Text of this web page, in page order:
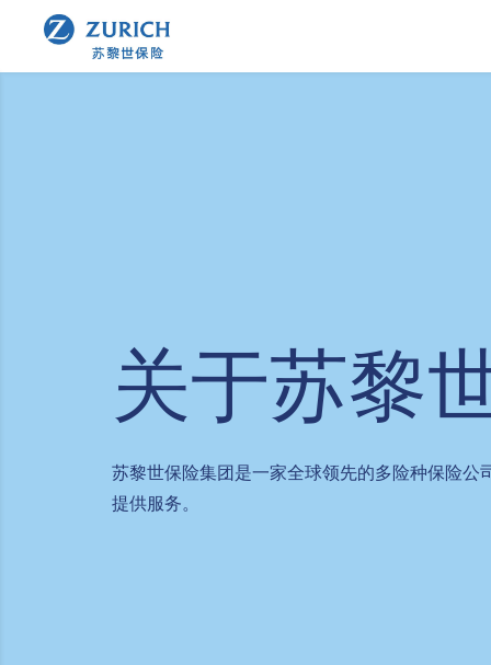
关于苏黎
苏黎世保险集团是一家全球领先的多险种保险公
提供服务。